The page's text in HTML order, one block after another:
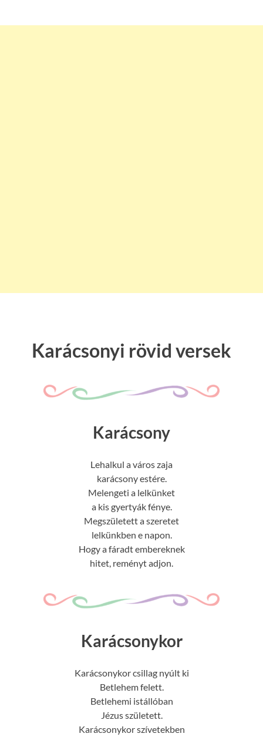
Karácsonyi rövid versek
Karácsony
Lehalkul a város zaja
karácsony estére.
Melengeti a lelkünket
a kis gyertyák fénye.
Megszületett a szeretet
lelkünkben e napon.
Hogy a fáradt embereknek
hitet, reményt adjon.
Karácsonykor
Karácsonykor csillag nyúlt ki
Betlehem felett.
Betlehemi istállóban
Jézus született.
Karácsonykor szívetekben